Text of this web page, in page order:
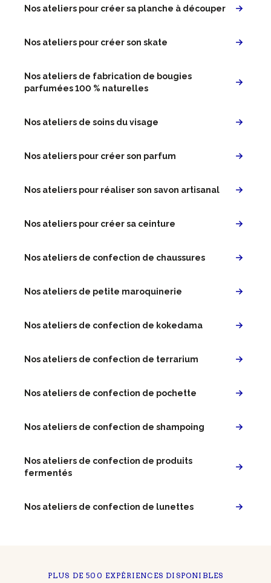
Nos ateliers pour créer sa planche à découper
Nos ateliers pour créer son skate
Nos ateliers de fabrication de bougies
parfumées 100 % naturelles
Nos ateliers de soins du visage
Nos ateliers pour créer son parfum
Nos ateliers pour réaliser son savon artisanal
Nos ateliers pour créer sa ceinture
Nos ateliers de confection de chaussures
Nos ateliers de petite maroquinerie
Nos ateliers de confection de kokedama
Nos ateliers de confection de terrarium
Nos ateliers de confection de pochette
Nos ateliers de confection de shampoing
Nos ateliers de confection de produits
fermentés
Nos ateliers de confection de lunettes
PLUS DE 500 EXPÉRIENCES DISPONIBLES